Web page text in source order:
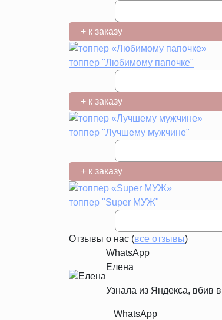
+ к заказу
топпер "Любимому папочке"
+ к заказу
топпер "Лучшему мужчине"
+ к заказу
топпер "Super МУЖ"
Отзывы о нас (все отзывы)
WhatsApp
Елена
Узнала из Яндекса, вбив
WhatsApp